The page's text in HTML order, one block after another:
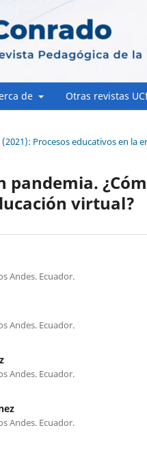
de Otras revistas
(2021): Procesos educativos en la
pandemia.
virtual?
Andes. Ecuador.
Andes. Ecuador.
Andes. Ecuador.
Andes. Ecuador.